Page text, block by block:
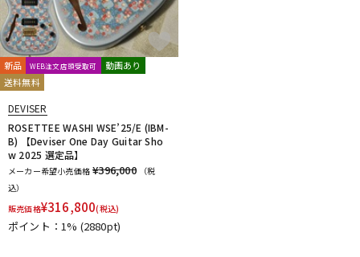
管楽器
DJ機器
DTM オンライン納品
新品 WEB注文店頭受取可
動画あり
送料無料
DEVISER
ROSETTEE WASHI WSE’25/E (IBM-
B) 【Deviser One Day Guitar Sho
w 2025 選定品】
メーカー希望小売価格 ¥396,000
（税
込）
販売価格¥316,800(税込)
ポイント：1% (2880pt)